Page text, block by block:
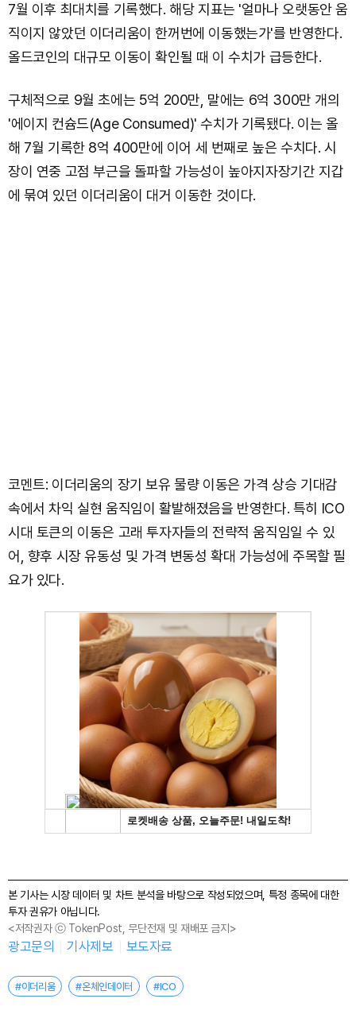
7월 이후 최대치를 기록했다. 해당 지표는 '얼마나 오랫동안 움
직이지 않았던 이더리움이 한꺼번에 이동했는가'를 반영한다.
올드코인의 대규모 이동이 확인될 때 이 수치가 급등한다.
구체적으로 9월 초에는 5억 200만, 말에는 6억 300만 개의
'에이지 컨슘드(Age Consumed)' 수치가 기록됐다. 이는 올
해 7월 기록한 8억 400만에 이어 세 번째로 높은 수치다. 시
장이 연중 고점 부근을 돌파할 가능성이 높아지자장기간 지갑
에 묶여 있던 이더리움이 대거 이동한 것이다.
코멘트: 이더리움의 장기 보유 물량 이동은 가격 상승 기대감
속에서 차익 실현 움직임이 활발해졌음을 반영한다. 특히 ICO
시대 토큰의 이동은 고래 투자자들의 전략적 움직임일 수 있
어, 향후 시장 유동성 및 가격 변동성 확대 가능성에 주목할 필
요가 있다.
본 기사는 시장 데이터 및 차트 분석을 바탕으로 작성되었으며, 특정 종목에 대한
투자 권유가 아닙니다.
<저작권자 ⓒ TokenPost, 무단전재 및 재배포 금지>
광고문의 기사제보 보도자료
#이더리움 #온체인데이터 #ICO